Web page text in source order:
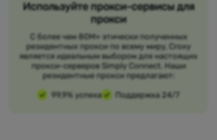
Используйте прокси-сервисы для
прокси
С более чем 80M+ этически полученных
резидентных прокси по всему миру, Croxy
является идеальным выбором для настоящих
прокси-серверов Simply Connect. Наши
резидентные прокси предлагают:
99,9% успеха
Поддержка 24/7